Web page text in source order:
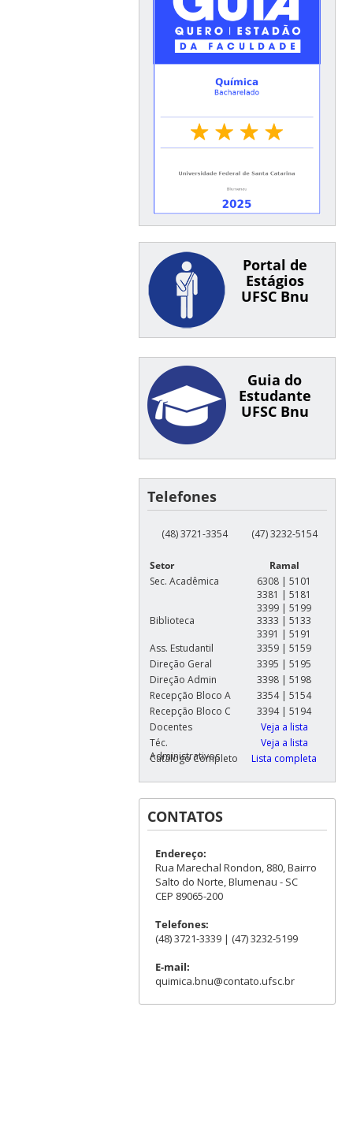
Portal de
Estágios
UFSC Bnu
Guia do
Estudante
UFSC Bnu
Telefones
(48) 3721-3354 (47) 3232-5154
Setor
Ramal
Sec. Acadêmica
6308 | 5101
3381 | 5181
3399 | 5199
Biblioteca
3333 | 5133
3391 | 5191
Ass. Estudantil
3359 | 5159
Direção Geral
3395 | 5195
Direção Admin
3398 | 5198
Recepção Bloco A
3354 | 5154
Recepção Bloco C
3394 | 5194
Docentes
Veja a lista
Téc.
Administrativos
Veja a lista
Catálogo Completo
Lista completa
CONTATOS
Endereço:
Rua Marechal Rondon, 880, Bairro
Salto do Norte, Blumenau - SC
CEP 89065-200
Telefones:
(48) 3721-3339 | (47) 3232-5199
E-mail:
quimica.bnu@contato.ufsc.br